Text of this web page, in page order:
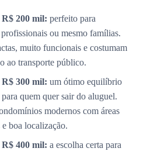
200 mil: perfeito para
ou mesmo famílias.
muito funcionais e costumam
ao transporte público.
300 mil: um ótimo equilíbrio
quem quer sair do aluguel.
modernos com áreas
boa localização.
400 mil: a escolha certa para